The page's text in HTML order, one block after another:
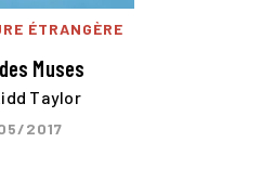
ÉTRANGÈRE
Muses
Taylor
2017